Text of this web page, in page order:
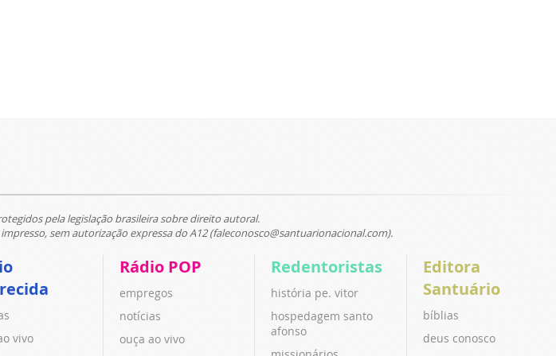
pela legislação brasileira sobre direito autoral.
sem autorização expressa do A12 (faleconosco@santuarionacional.com).
vivo
Rádio POP
empregos
notícias
ouça ao vivo
Redentoristas
história pe. vitor
hospedagem santo
afonso
Editora
Santuário
bíblias
deus conosco